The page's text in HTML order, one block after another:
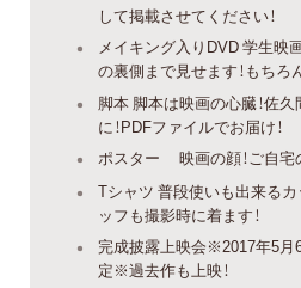
して掲載させてください！
メイキング入りDVD 学生映
の裏側まで見せます！もちろ
脚本 脚本は映画の心臓！佐
に！PDFファイルでお届け！
ポスター 映画の顔！ご自宅
Tシャツ 普段使いも出来るカ
ッフも撮影時に着ます！
完成披露上映会※2017年5月
定※過去作も上映！